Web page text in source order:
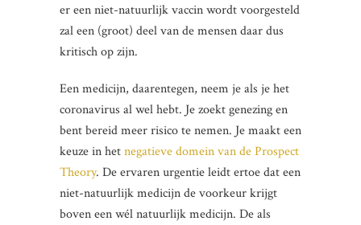
er een niet-natuurlijk vaccin wordt voorgesteld
zal een (groot) deel van de mensen daar dus
kritisch op zijn.
Een medicijn, daarentegen, neem je als je het
coronavirus al wel hebt. Je zoekt genezing en
bent bereid meer risico te nemen. Je maakt een
keuze in hetnegatieve domein van de Prospect
Theory. De ervaren urgentie leidt ertoe dat een
niet-natuurlijk medicijn de voorkeur krijgt
boven een wél natuurlijk medicijn. De als